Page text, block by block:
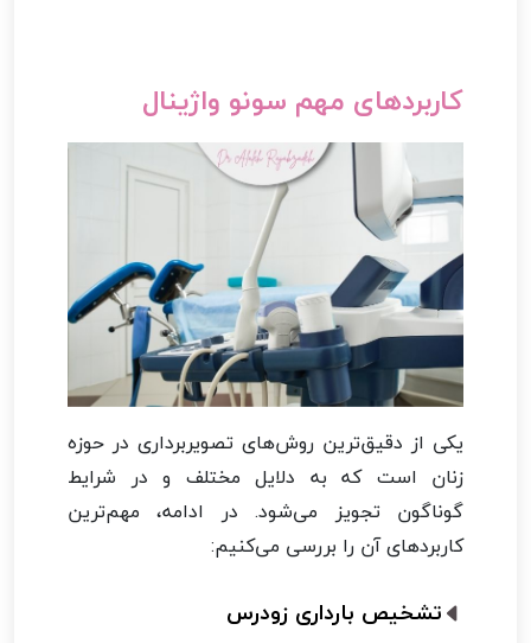
کاربردهای مهم سونو واژینال
یکی از دقیق‌ترین روش‌های تصویربرداری در حوزه
زنان است که به دلایل مختلف و در شرایط
گوناگون تجویز می‌شود. در ادامه، مهم‌ترین
کاربردهای آن را بررسی می‌کنیم:
تشخیص بارداری زودرس